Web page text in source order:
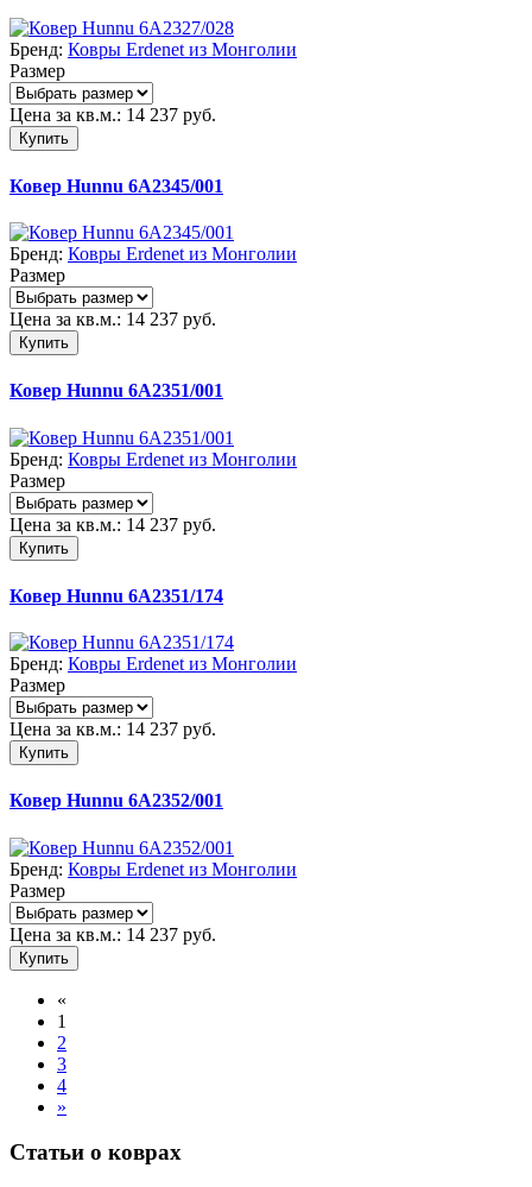
Бренд: Ковры Erdenet из Монголии
Размер
Цена за кв.м.: 14 237 руб.
Купить
Ковер Hunnu 6A2345/001
Бренд: Ковры Erdenet из Монголии
Размер
Цена за кв.м.: 14 237 руб.
Купить
Ковер Hunnu 6A2351/001
Бренд: Ковры Erdenet из Монголии
Размер
Цена за кв.м.: 14 237 руб.
Купить
Ковер Hunnu 6A2351/174
Бренд: Ковры Erdenet из Монголии
Размер
Цена за кв.м.: 14 237 руб.
Купить
Ковер Hunnu 6A2352/001
Бренд: Ковры Erdenet из Монголии
Размер
Цена за кв.м.: 14 237 руб.
Купить
«
1
2
3
4
»
Статьи о коврах